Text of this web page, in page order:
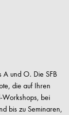
A und O. Die SFB
die auf Ihren
Workshops, bei
bis zu Seminaren,